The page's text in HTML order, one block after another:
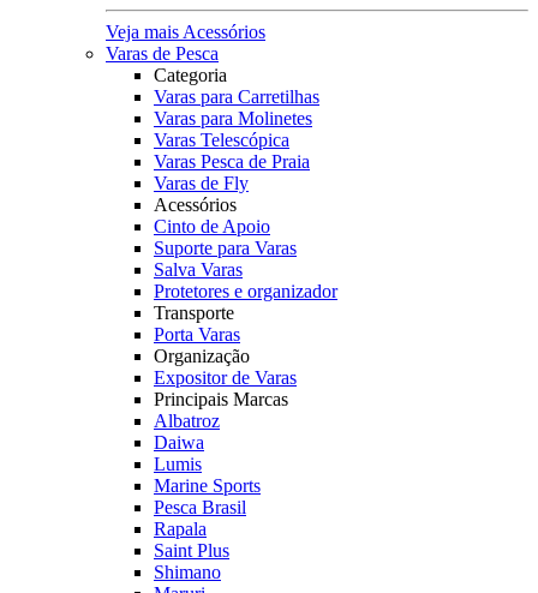
Veja mais Acessórios
Varas de Pesca
Categoria
Varas para Carretilhas
Varas para Molinetes
Varas Telescópica
Varas Pesca de Praia
Varas de Fly
Acessórios
Cinto de Apoio
Suporte para Varas
Salva Varas
Protetores e organizador
Transporte
Porta Varas
Organização
Expositor de Varas
Principais Marcas
Albatroz
Daiwa
Lumis
Marine Sports
Pesca Brasil
Rapala
Saint Plus
Shimano